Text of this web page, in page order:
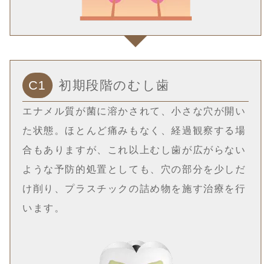
C1 初期段階のむし歯
エナメル質が菌に溶かされて、小さな穴が開い
た状態。ほとんど痛みもなく、経過観察する場
合もありますが、これ以上むし歯が広がらない
ような予防的処置としても、穴の部分を少しだ
け削り、プラスチックの詰め物を施す治療を行
います。